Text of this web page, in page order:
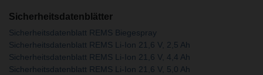
Sicherheitsdatenblätter
Sicherheitsdatenblatt REMS Biegespray
Sicherheitsdatenblatt REMS Li-Ion 21,6 V, 2,5 Ah
Sicherheitsdatenblatt REMS Li-Ion 21,6 V, 4,4 Ah
Sicherheitsdatenblatt REMS Li-Ion 21,6 V, 5,0 Ah